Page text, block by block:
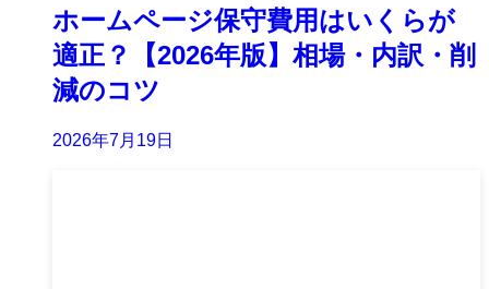
ホームページ保守費用はいくらが
適正？【2026年版】相場・内訳・削
減のコツ
2026年7月19日